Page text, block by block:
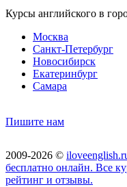
Курсы английского в
Москва
Санкт-Петербург
Новосибирск
Екатеринбург
Самара
Пишите нам
2009-2026 ©
бесплатно онлайн. Все
рейтинг и отзывы.